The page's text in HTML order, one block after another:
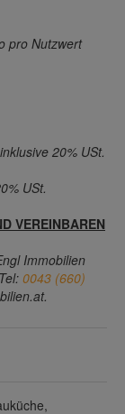
pro Nutzwert
20% USt.
USt.
VEREINBAREN
Immobilien
0043 (660)